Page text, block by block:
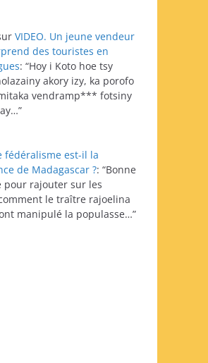
VIDEO. Un jeune vendeur
des touristes en
: “Hoy i Koto hoe tsy
akory izy, ka porofo
vendramp*** fotsiny
”
fédéralisme est-il la
de Madagascar ?: “Bonne
pour rajouter sur les
le traître rajoelina
manipulé la populasse…”